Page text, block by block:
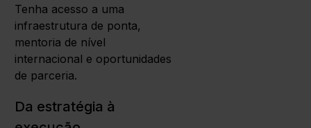
Tenha acesso a uma
infraestrutura de ponta,
mentoria de nível
internacional e oportunidades
de parceria.
Da estratégia à